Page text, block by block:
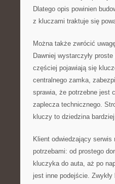
Dlatego opis powinien
z kluczami traktuje się
Można także zwrócić
Dawniej wystarczyły
częściej pojawiają się
centralnego zamka,
sprawia, że potrzebne jest
zaplecza technicznego.
kluczy to dziedzina
Klient odwiedzający
potrzebami: od prostego
kluczyka do auta, aż po
jest inne podejście.